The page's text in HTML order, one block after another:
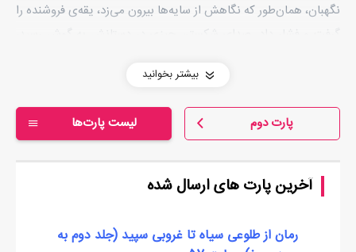
نگهبان، همان‌طور که نگاهش از سایه‌ها بیرون می‌زد، یقه‌ی فروشنده را
- من این رو می‌خوام! یا می‌فروشیش، یا به زور می‌برمش!
دست‌هایم از جیبم بیرون آمد. خون در رگ‌هایم همچنان به آرامی
لحظه‌ای که به گوشه‌ای از اتاق نگاه می‌کردم، تقویت می‌کرد. آن
دخترک را زیر نظر داشتم. پوستی سفید داشت. بدنش لرزان بود؛ طوری
که انگار هیچ چیزی جز امیدهای گمشده در آن باقی نمانده. انگار که
بیشتر بخوانید
لیست پارت‌ها پارت دوم
آخرین پارت های ارسال شده
رمان از طلوعی سیاه تا غروبی سپید (جلد دوم به